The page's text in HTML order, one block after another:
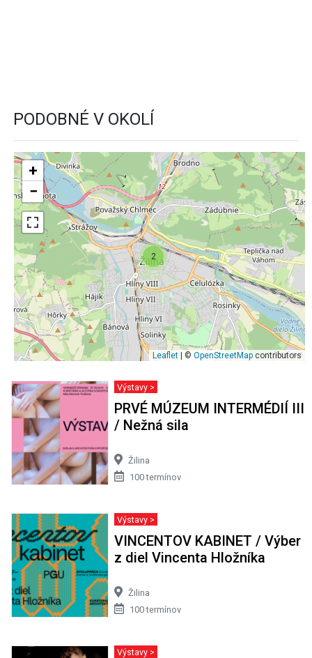
PODOBNÉ V OKOLÍ
2
+
−
Leaflet | © OpenStreetMap contributors
Výstavy >
PRVÉ MÚZEUM INTERMÉDIÍ III
/ Nežná sila
Žilina
100 termínov
Výstavy >
VINCENTOV KABINET / Výber
z diel Vincenta Hložníka
Žilina
100 termínov
Výstavy >